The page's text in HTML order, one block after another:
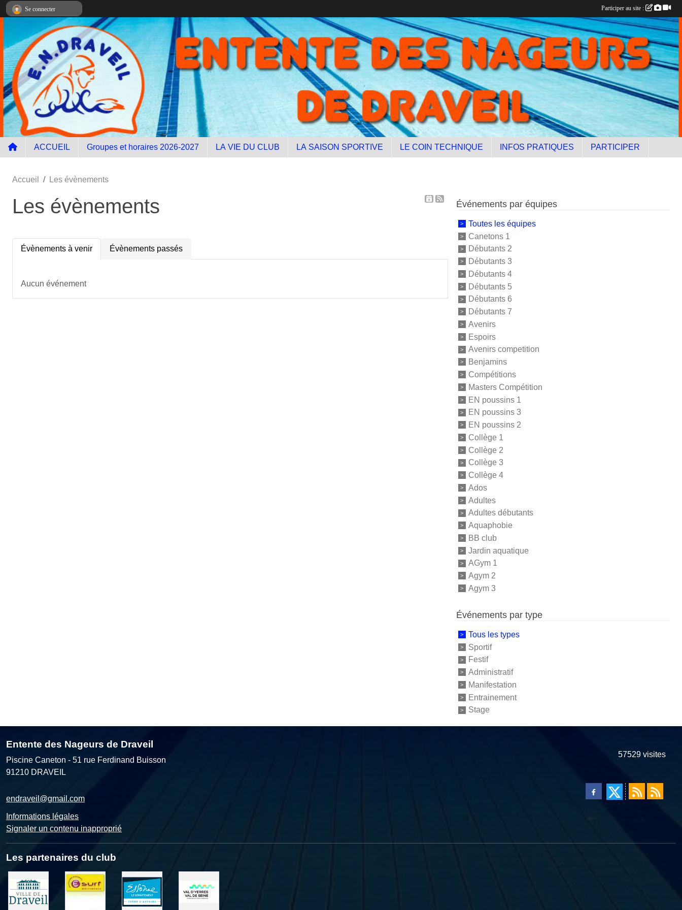
ACCUEIL Groupes et horaires 2026-2027 LA VIE DU CLUB LA SAISON SPORTIVE LE COIN TECHNIQUE INFOS PRATIQUES PARTICIPER
Accueil Les évènements
Les évènements
Évènements à venir Évènements passés
Aucun événement
Événements par équipes
Toutes les équipes
Canetons 1
Débutants 2
Débutants 3
Débutants 4
Débutants 5
Débutants 6
Débutants 7
Avenirs
Espoirs
Avenirs competition
Benjamins
Compétitions
Masters Compétition
EN poussins 1
EN poussins 3
EN poussins 2
Collège 1
Collège 2
Collège 3
Collège 4
Ados
Adultes
Adultes débutants
Aquaphobie
BB club
Jardin aquatique
AGym 1
Agym 2
Agym 3
Événements par type
Tous les types
Sportif
Festif
Administratif
Manifestation
Entrainement
Stage
Entente des Nageurs de Draveil
Piscine Caneton - 51 rue Ferdinand Buisson
91210 DRAVEIL
endraveil@gmail.com
Informations légales
Signaler un contenu inapproprié
57529 visites
Les partenaires du club
Se connecter Participer au site :
Panneau de gestion des cookies